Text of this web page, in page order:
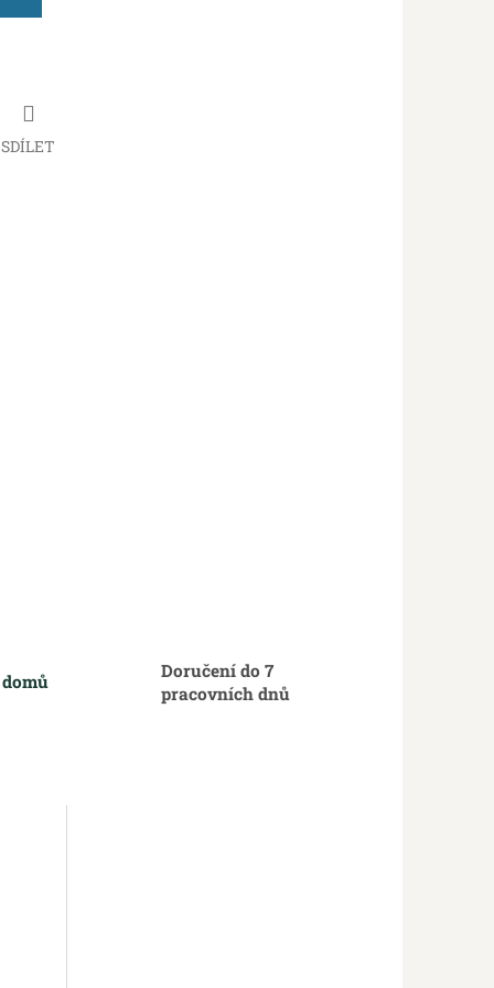
SDÍLET
Doručení do 7
pracovních dnů